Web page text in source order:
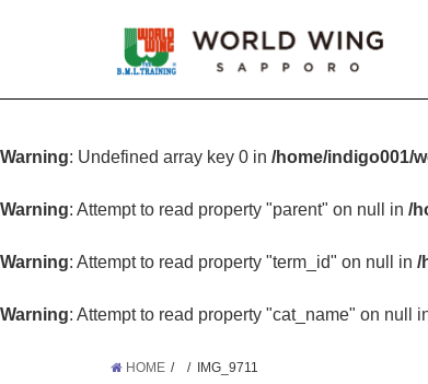
Warning: Undefined array key 0 in /home/indigo001/
Warning: Attempt to read property "parent" on null in /
Warning: Attempt to read property "term_id" on null in /
Warning: Attempt to read property "cat_name" on null
HOME IMG_9711